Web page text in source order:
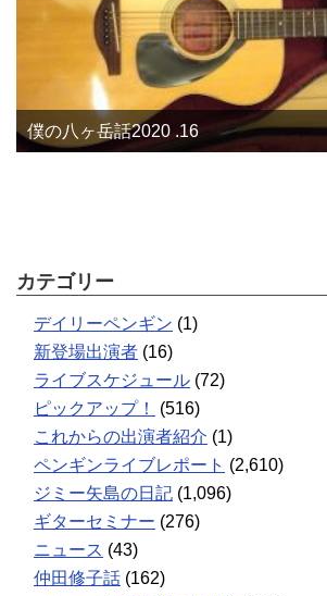
僕の八ヶ岳話2020 .16
カテゴリー
デイリーペンギン (1)
新登場出演者 (16)
ライブスケジュール (72)
ピックアップ！
(516)
これからの出演者紹介 (1)
ペンギンライブレポート (2,610)
ジミー矢島の日記 (1,096)
ギターセミナー (276)
ニュース (43)
仲田修子話 (162)